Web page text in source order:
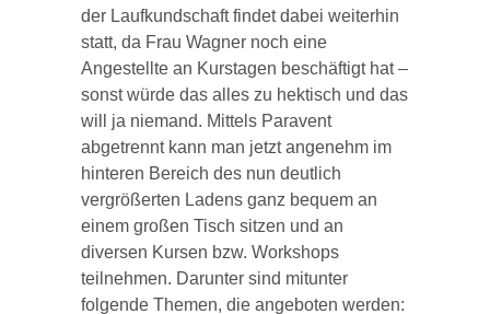
der Laufkundschaft findet dabei weiterhin
statt, da Frau Wagner noch eine
Angestellte an Kurstagen beschäftigt hat –
sonst würde das alles zu hektisch und das
will ja niemand. Mittels Paravent
abgetrennt kann man jetzt angenehm im
hinteren Bereich des nun deutlich
vergrößerten Ladens ganz bequem an
einem großen Tisch sitzen und an
diversen Kursen bzw. Workshops
teilnehmen. Darunter sind mitunter
folgende Themen, die angeboten werden: